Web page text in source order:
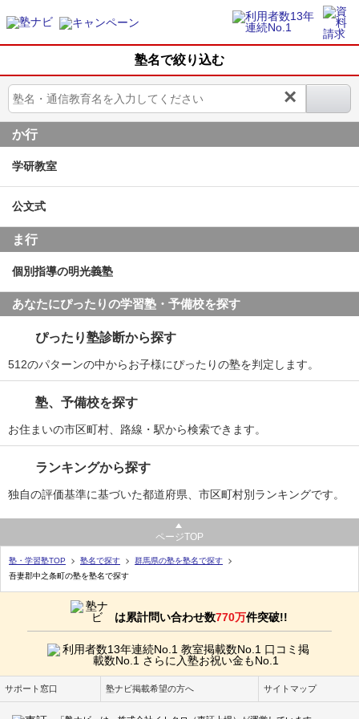
塾名で絞り込む
×
か行
学研教室
公文式
ま行
個別指導の明光義塾
あなたにぴったりの学習塾・予備校を探す
ぴったり塾診断から探す
512のパターンの中からお子様にぴったりの塾を判定します。
塾、予備校を探す
お住まいの市区町村、路線・駅から検索できます。
ランキングから探す
独自の評価基準に基づいた都道府県、市区町村別ランキングです。
ページTOP
塾・学習塾TOP 塾名で探す
群馬県の塾を塾名で探す
吾妻郡中之条町の塾を塾名で探す
は累計問い合わせ数770万件突破!!
サポート窓口 塾ナビ掲載希望の方へ サイトマップ